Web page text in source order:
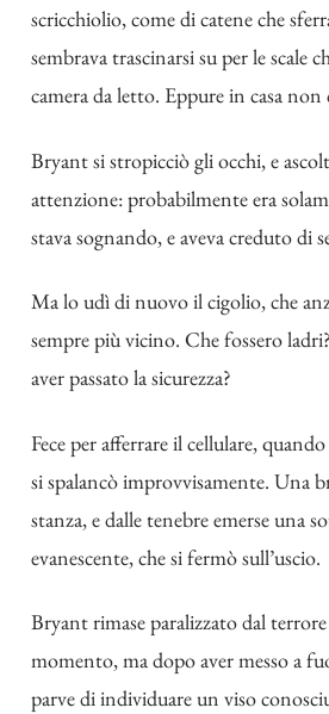
scricchiolio, come di catene che
sembrava trascinarsi su per le scale
camera da letto. Eppure in casa non
Bryant si stropicciò gli occhi, e
attenzione: probabilmente era
stava sognando, e aveva creduto di
Ma lo udì di nuovo il cigolio, che
sempre più vicino. Che fossero
aver passato la sicurezza?
Fece per afferrare il cellulare,
si spalancò improvvisamente. Una
stanza, e dalle tenebre emerse una
evanescente, che si fermò sull’uscio.
Bryant rimase paralizzato dal
momento, ma dopo aver messo a
parve di individuare un viso